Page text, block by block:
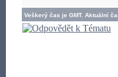
Veškerý čas je GMT. Aktuální